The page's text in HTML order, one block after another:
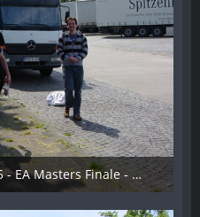
2007-05-04 - Boerde LAN 15 - EA Masters Finale - 028